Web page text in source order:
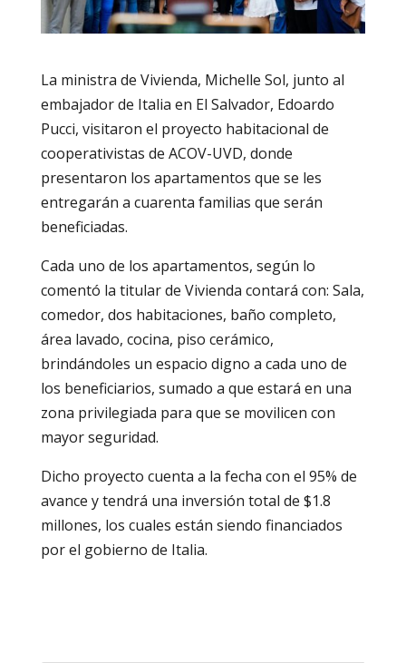
La ministra de Vivienda, Michelle Sol, junto al
embajador de Italia en El Salvador, Edoardo
Pucci, visitaron el proyecto habitacional de
cooperativistas de ACOV-UVD, donde
presentaron los apartamentos que se les
entregarán a cuarenta familias que serán
beneficiadas.
Cada uno de los apartamentos, según lo
comentó la titular de Vivienda contará con: Sala,
comedor, dos habitaciones, baño completo,
área lavado, cocina, piso cerámico,
brindándoles un espacio digno a cada uno de
los beneficiarios, sumado a que estará en una
zona privilegiada para que se movilicen con
mayor seguridad.
Dicho proyecto cuenta a la fecha con el 95% de
avance y tendrá una inversión total de $1.8
millones, los cuales están siendo financiados
por el gobierno de Italia.